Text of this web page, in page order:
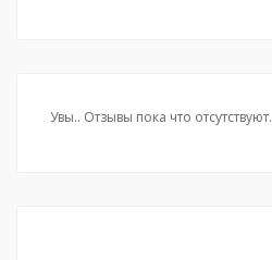
Увы.. Отзывы пока что отсутствуют.